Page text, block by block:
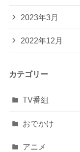
2023年3月
2022年12月
カテゴリー
TV番組
おでかけ
アニメ